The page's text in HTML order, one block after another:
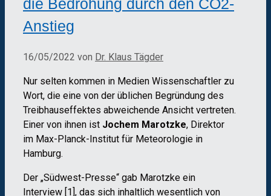
die Bedrohung durch den CO2-
Anstieg
16/05/2022 von Dr. Klaus Tägder
Nur selten kommen in Medien Wissenschaftler zu
Wort, die eine von der üblichen Begründung des
Treibhauseffektes abweichende Ansicht vertreten.
Einer von ihnen ist Jochem Marotzke, Direktor
im Max-Planck-Institut für Meteorologie in
Hamburg.
Der „Südwest-Presse“ gab Marotzke ein
Interview [1], das sich inhaltlich wesentlich von